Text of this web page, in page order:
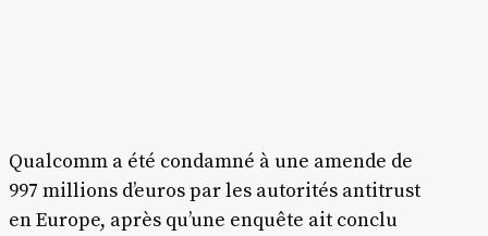
Qualcomm a été condamné à une amende de
997 millions d’euros par les autorités antitrust
en Europe, après qu’une enquête ait conclu